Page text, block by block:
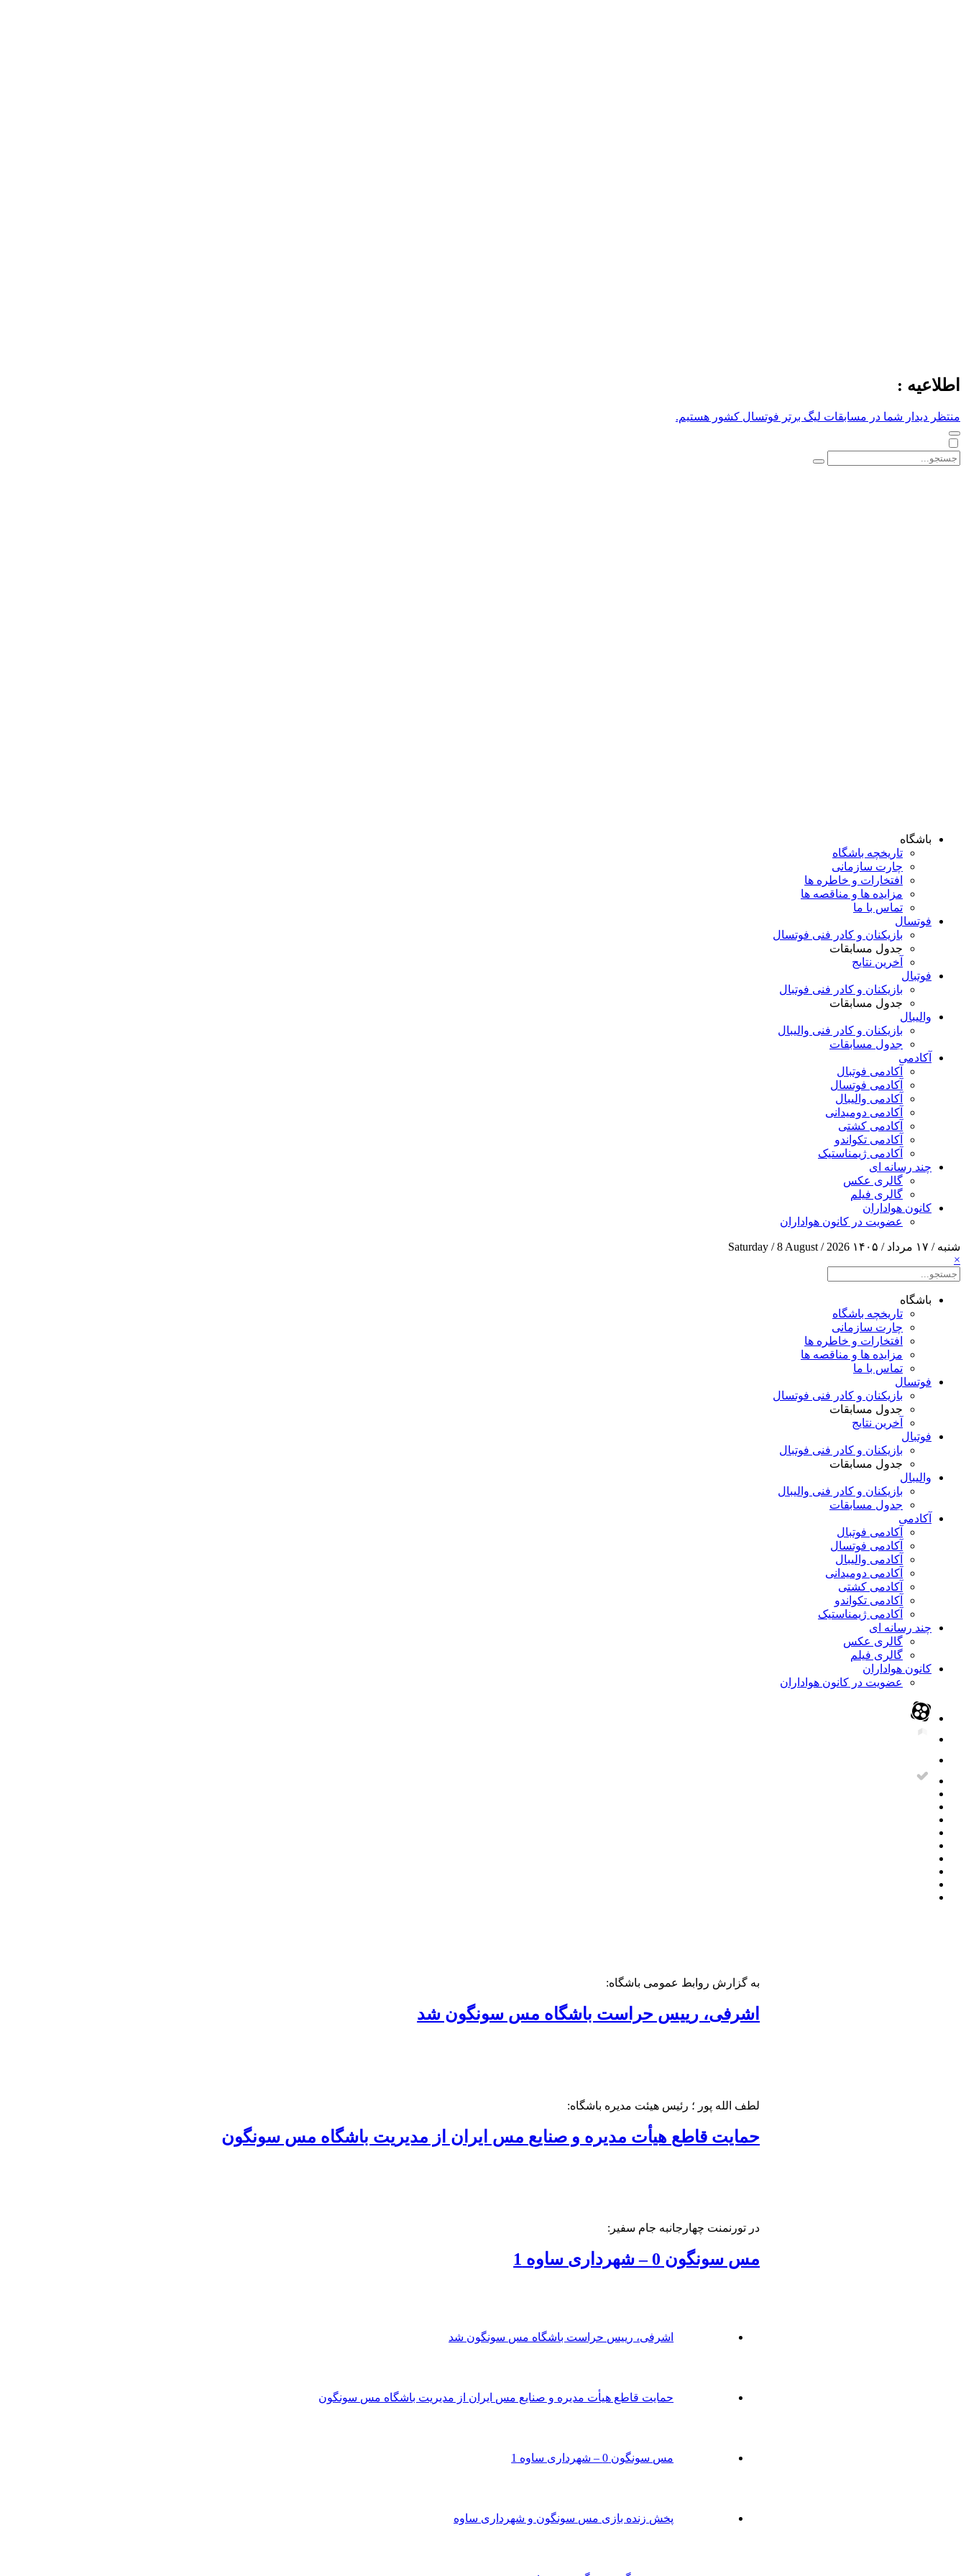
اطلاعیه :
منتظر دیدار شما در مسابقات لیگ برتر فوتسال کشور هستیم.
باشگاه
تاریخچه باشگاه
چارت سازمانی
افتخارات و خاطره ها
مزایده ها و مناقصه ها
تماس با ما
فوتسال
بازیکنان و کادر فنی فوتسال
جدول مسابقات
آخرین نتایج
فوتبال
بازیکنان و کادر فنی فوتبال
جدول مسابقات
والیبال
بازیکنان و کادر فنی والیبال
جدول مسابقات
آکادمی
آکادمی فوتبال
آکادمی فوتسال
آکادمی والیبال
آکادمی دومیدانی
آکادمی کشتی
آکادمی تکواندو
آکادمی ژیمناستیک
چند رسانه ای
گالری عکس
گالری فیلم
کانون هواداران
عضویت در کانون هواداران
شنبه / ۱۷ مرداد / ۱۴۰۵
Saturday / 8 August / 2026
×
باشگاه
تاریخچه باشگاه
چارت سازمانی
افتخارات و خاطره ها
مزایده ها و مناقصه ها
تماس با ما
فوتسال
بازیکنان و کادر فنی فوتسال
جدول مسابقات
آخرین نتایج
فوتبال
بازیکنان و کادر فنی فوتبال
جدول مسابقات
والیبال
بازیکنان و کادر فنی والیبال
جدول مسابقات
آکادمی
آکادمی فوتبال
آکادمی فوتسال
آکادمی والیبال
آکادمی دومیدانی
آکادمی کشتی
آکادمی تکواندو
آکادمی ژیمناستیک
چند رسانه ای
گالری عکس
گالری فیلم
کانون هواداران
عضویت در کانون هواداران
به گزارش روابط عمومی باشگاه:
اشرفی، رییس حراست باشگاه مس سونگون شد
لطف الله پور ؛ رئیس هیئت مدیره باشگاه:
حمایت قاطع هیأت مدیره و صنایع مس ایران از مدیریت باشگاه مس سونگون
در تورنمنت چهارجانبه جام سفیر:
مس سونگون 0 – شهرداری ساوه 1
اشرفی، رییس حراست باشگاه مس سونگون شد
حمایت قاطع هیأت مدیره و صنایع مس ایران از مدیریت باشگاه مس سونگون
مس سونگون 0 – شهرداری ساوه 1
پخش زنده بازی مس سونگون و شهرداری ساوه